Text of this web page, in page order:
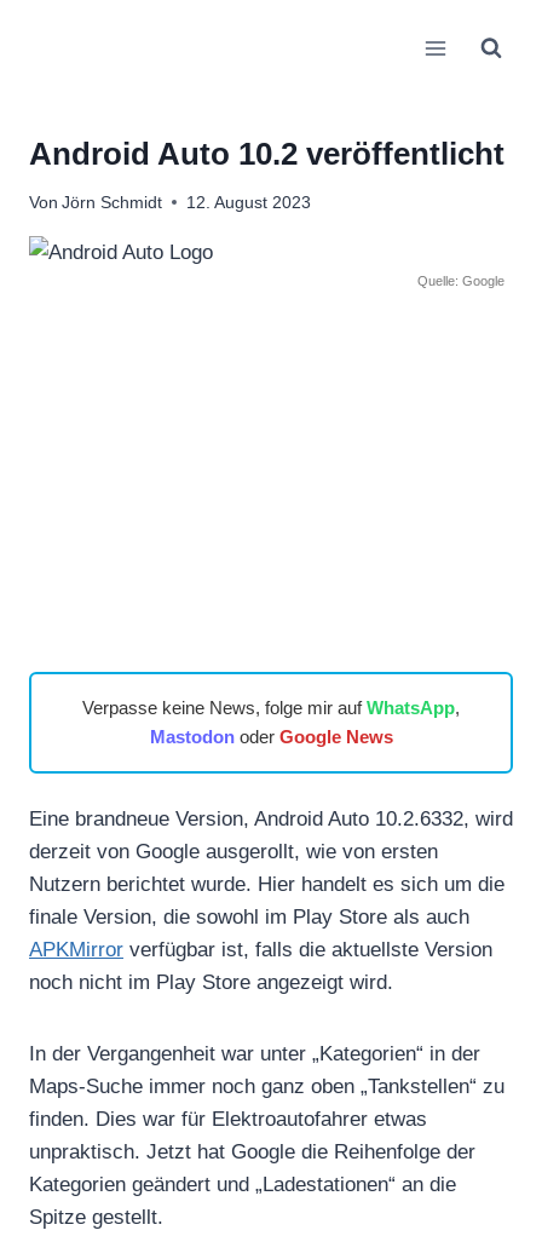
Android Auto 10.2 veröffentlicht
Von Jörn Schmidt 12. August 2023
Quelle: Google
Verpasse keine News, folge mir aufWhatsApp,
Mastodonoder Google News
Eine brandneue Version, Android Auto 10.2.6332, wird
derzeit von Google ausgerollt, wie von ersten
Nutzern berichtet wurde. Hier handelt es sich um die
finale Version, die sowohl im Play Store als auch
APKMirror verfügbar ist, falls die aktuellste Version
noch nicht im Play Store angezeigt wird.
In der Vergangenheit war unter „Kategorien“ in der
Maps-Suche immer noch ganz oben „Tankstellen“ zu
finden. Dies war für Elektroautofahrer etwas
unpraktisch. Jetzt hat Google die Reihenfolge der
Kategorien geändert und „Ladestationen“ an die
Spitze gestellt.